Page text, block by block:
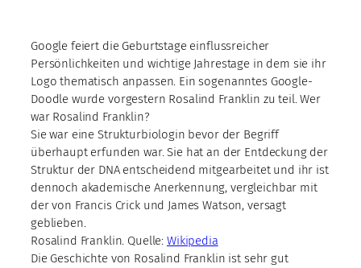
Google feiert die Geburtstage einflussreicher
Persönlichkeiten und wichtige Jahrestage in dem sie ihr
Logo thematisch anpassen. Ein sogenanntes Google-
Doodle wurde vorgestern Rosalind Franklin zu teil. Wer
war Rosalind Franklin?
Sie war eine Strukturbiologin bevor der Begriff
überhaupt erfunden war. Sie hat an der Entdeckung der
Struktur der DNA entscheidend mitgearbeitet und ihr ist
dennoch akademische Anerkennung, vergleichbar mit
der von Francis Crick und James Watson, versagt
geblieben.
Rosalind Franklin. Quelle: Wikipedia
Die Geschichte von Rosalind Franklin ist sehr gut